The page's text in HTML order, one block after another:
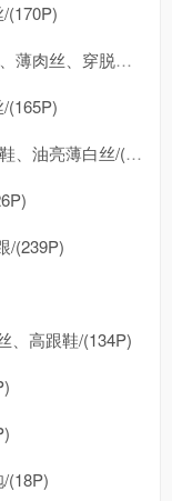
(170P)
BoBoSocks袜啵啵 No.610 稚予 - 高跟鞋、薄肉丝、穿脱风衣/(143P)
(165P)
BoBoSocks袜啵啵 No.612 小甜豆 - 高跟鞋、油亮薄白丝/(150P)
/(239P)
、高跟鞋/(134P)
(18P)